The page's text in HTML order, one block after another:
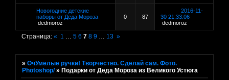
Новогодние детские
наборы от Деда Мороза
dedmoroz
0 87
2016-11-
30 21:33:06
dedmoroz
Страница:« 1 … 5 6 7 8 9 … 13 »
»ОчУмелые ручки! Творчество. Сделай сам. Фото.
Photoshop/ »Подарки от Деда Мороза из Великого Устюга